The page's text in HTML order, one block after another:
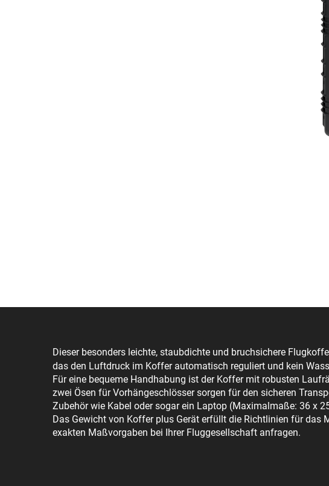
Dieser besonders leichte, staubdichte und bruchsichere
das den Luftdruck im Koffer automatisch reguliert und kein
Für eine bequeme Handhabung ist der Koffer mit robusten
zwei Ösen für Vorhängeschlösser sorgen für den sicheren
Zubehör wie Kabel oder sogar ein Laptop (Maximalmaße: 36 x
Das Gewicht von Koffer plus Gerät erfüllt die Richtlinien für
exakten Maßvorgaben bei Ihrer Fluggesellschaft anfragen.